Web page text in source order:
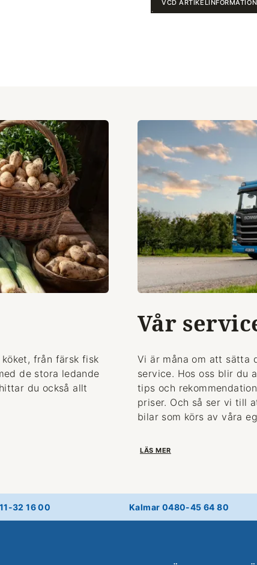
VCD ARTIKELINFORMATION
från färsk fisk
de stora ledande
du också allt
Vår
Vi är måna om att sätta
service. Hos oss blir du
tips och
priser. Och så ser vi till
bilar som körs av våra
LÄS MER
32 16 00 Kalmar 0480-45 64 80